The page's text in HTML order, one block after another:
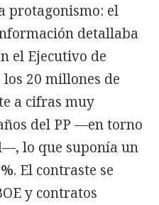
protagonismo: el
detallaba
el Ejecutivo de
los 20 millones de
a cifras muy
del PP —en torno
lo que suponía un
. El contraste se
y contratos